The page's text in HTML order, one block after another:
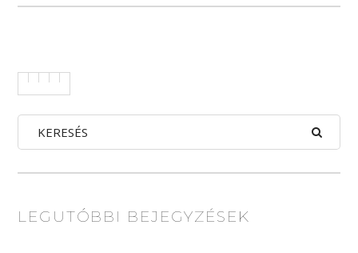
LEGUTÓBBI BEJEGYZÉSEK